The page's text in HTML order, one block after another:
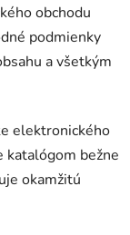
obchodu
podmienky
a všetkým
elektronického
katalógom bežne
okamžitú